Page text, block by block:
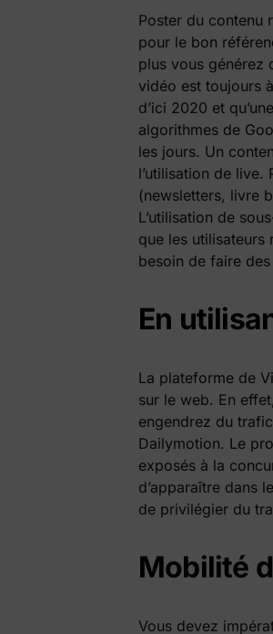
Poster du contenu
pour le bon
plus vous générez
vidéo est toujours
d’ici 2020 et
algorithmes de
les jours. Un
l’utilisation de
(newsletters, livre
L’utilisation de
que les utilisateurs
besoin de faire
En
La plateforme de
sur le web. En
engendrez du
Dailymotion. Le
exposés à la
d’apparaître dans
de privilégier du
Mobilité
Vous devez